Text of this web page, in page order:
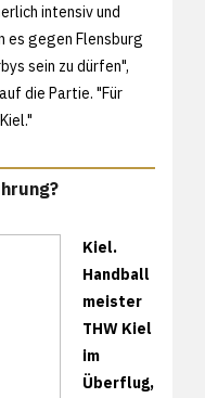
intensiv und
es gegen Flensburg
sein zu dürfen",
die Partie. "Für
Kiel.
Handball
meister
THW Kiel
im
Überflug,